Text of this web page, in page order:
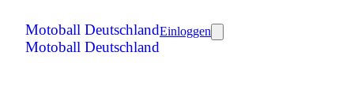
Motoball Deutschland
Motoball Deutschland
Einloggen